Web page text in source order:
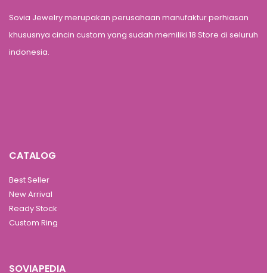
Sovia Jewelry merupakan perusahaan manufaktur perhiasan
khususnya cincin custom yang sudah memiliki 18 Store di seluruh
indonesia.
CATALOG
Best Seller
New Arrival
Ready Stock
Custom Ring
SOVIAPEDIA